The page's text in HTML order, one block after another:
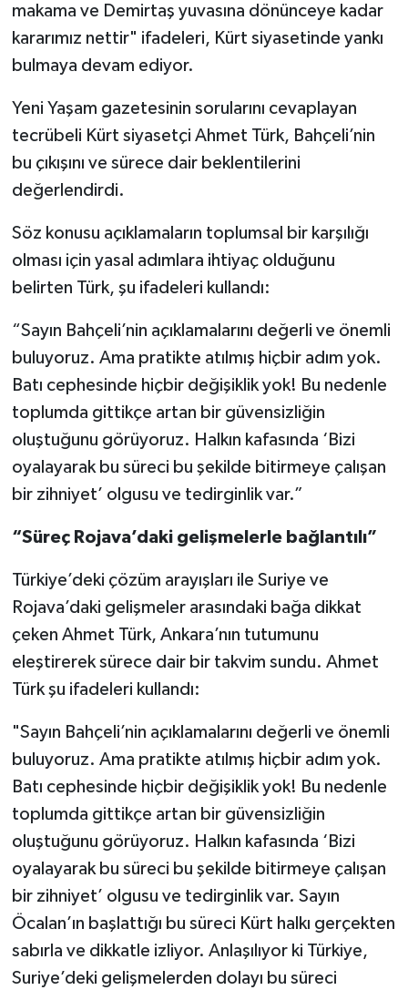
makama ve Demirtaş yuvasına dönünceye kadar
kararımız nettir" ifadeleri, Kürt siyasetinde yankı
bulmaya devam ediyor.
Yeni Yaşam gazetesinin sorularını cevaplayan
tecrübeli Kürt siyasetçi Ahmet Türk, Bahçeli’nin
bu çıkışını ve sürece dair beklentilerini
değerlendirdi.
Söz konusu açıklamaların toplumsal bir karşılığı
olması için yasal adımlara ihtiyaç olduğunu
belirten Türk, şu ifadeleri kullandı:
“Sayın Bahçeli’nin açıklamalarını değerli ve önemli
buluyoruz. Ama pratikte atılmış hiçbir adım yok.
Batı cephesinde hiçbir değişiklik yok! Bu nedenle
toplumda gittikçe artan bir güvensizliğin
oluştuğunu görüyoruz. Halkın kafasında ‘Bizi
oyalayarak bu süreci bu şekilde bitirmeye çalışan
bir zihniyet’ olgusu ve tedirginlik var.”
“Süreç Rojava’daki gelişmelerle bağlantılı”
Türkiye’deki çözüm arayışları ile Suriye ve
Rojava’daki gelişmeler arasındaki bağa dikkat
çeken Ahmet Türk, Ankara’nın tutumunu
eleştirerek sürece dair bir takvim sundu. Ahmet
Türk şu ifadeleri kullandı:
"Sayın Bahçeli’nin açıklamalarını değerli ve önemli
buluyoruz. Ama pratikte atılmış hiçbir adım yok.
Batı cephesinde hiçbir değişiklik yok! Bu nedenle
toplumda gittikçe artan bir güvensizliğin
oluştuğunu görüyoruz. Halkın kafasında ‘Bizi
oyalayarak bu süreci bu şekilde bitirmeye çalışan
bir zihniyet’ olgusu ve tedirginlik var. Sayın
Öcalan’ın başlattığı bu süreci Kürt halkı gerçekten
sabırla ve dikkatle izliyor. Anlaşılıyor ki Türkiye,
Suriye’deki gelişmelerden dolayı bu süreci